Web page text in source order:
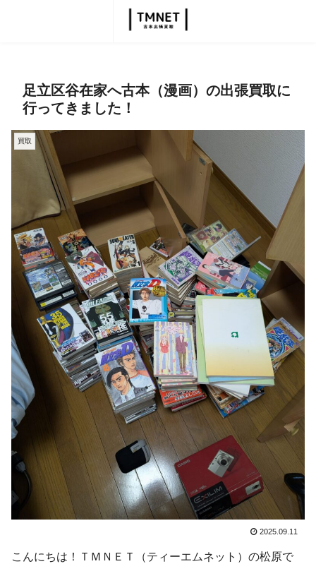
足立区谷在家へ古本（漫画）の出張買取に
行ってきました！
買取
2025.09.11
こんにちは！ＴＭＮＥＴ（ティーエムネット）の松原で